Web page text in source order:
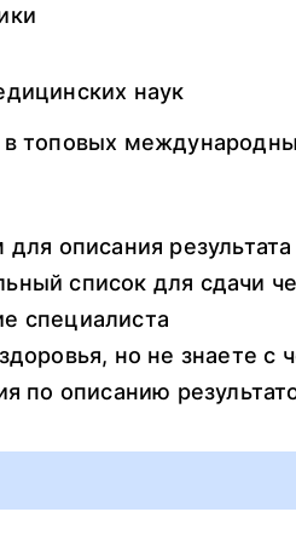
наук
в топовых
описания результата
список для сдачи
специалиста
но не знаете с
по описанию